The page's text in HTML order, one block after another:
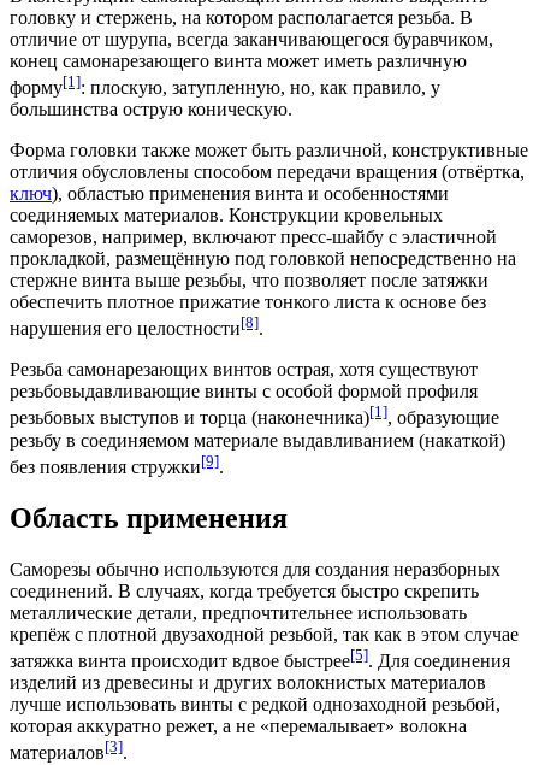
головку и стержень, на котором располагается резьба. В
отличие от шурупа, всегда заканчивающегося буравчиком,
конец самонарезающего винта может иметь различную
форму[1]: плоскую, затупленную, но, как правило, у
большинства острую коническую.
Форма головки также может быть различной, конструктивные
отличия обусловлены способом передачи вращения (отвёртка,
ключ), областью применения винта и особенностями
соединяемых материалов. Конструкции кровельных
саморезов, например, включают пресс-шайбу с эластичной
прокладкой, размещённую под головкой непосредственно на
стержне винта выше резьбы, что позволяет после затяжки
обеспечить плотное прижатие тонкого листа к основе без
нарушения его целостности[8].
Резьба самонарезающих винтов острая, хотя существуют
резьбовыдавливающие винты с особой формой профиля
резьбовых выступов и торца (наконечника)[1], образующие
резьбу в соединяемом материале выдавливанием (накаткой)
без появления стружки[9].
Область применения
Саморезы обычно используются для создания неразборных
соединений. В случаях, когда требуется быстро скрепить
металлические детали, предпочтительнее использовать
крепёж с плотной двузаходной резьбой, так как в этом случае
затяжка винта происходит вдвое быстрее[5]. Для соединения
изделий из древесины и других волокнистых материалов
лучше использовать винты с редкой однозаходной резьбой,
которая аккуратно режет, а не «перемалывает» волокна
материалов[3].